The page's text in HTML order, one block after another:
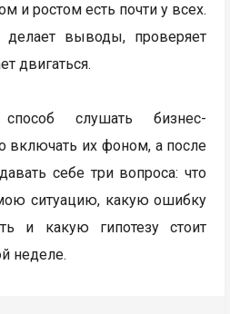
и ростом есть почти у всех.
выводы, проверяет
двигаться.
слушать бизнес-
включать их фоном, а после
себе три вопроса: что
ситуацию, какую ошибку
и какую гипотезу стоит
неделе.